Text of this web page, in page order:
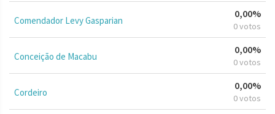
Comendador Levy Gasparian
0,00%
0 votos
Conceição de Macabu
0,00%
0 votos
Cordeiro
0,00%
0 votos